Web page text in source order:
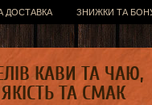
ДОСТАВКА ЗНИЖКИ ТА
КАВИ ТА ЧАЮ,
ТА СМАК